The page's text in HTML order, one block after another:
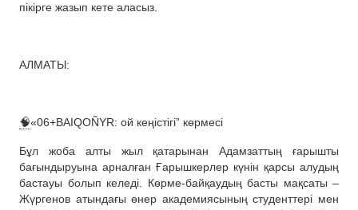
пікірге жазып кете аласыз.
АЛМАТЫ:
🧠«06+BAIQOÑYR: ой кеңістігі” көрмесі
Бұл жоба алты жыл қатарынан Адамзаттың ғарышты
бағындыруына арналған Ғарышкерлер күнін қарсы алудың
бастауы болып келеді. Көрме-байқаудың басты мақсаты –
Жүргенов атындағы өнер академиясының студенттері мен